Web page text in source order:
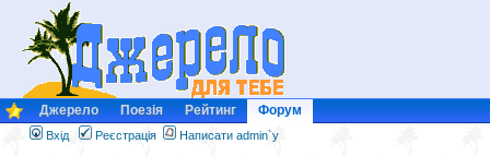
Джерело Поезія Рейтинг Форум
Вхід Реєстрація Написати admin`у